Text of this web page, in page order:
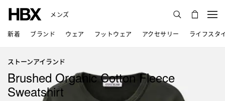
メンズ
新着 ブランド ウェア フットウェア アクセサリー ライフスタ
ストーンアイランド
Brushed Organic Cotton Fleece
Sweatshirt